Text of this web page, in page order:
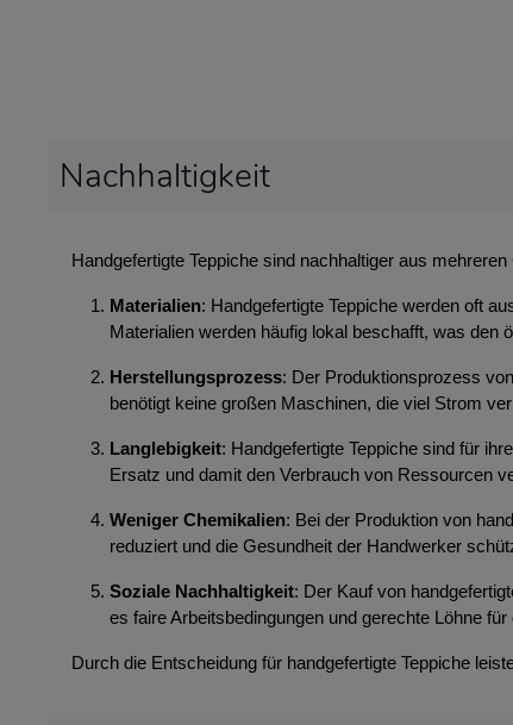
Nachhaltigkeit
Handgefertigte Teppiche sind nachhaltiger aus mehreren
Materialien: Handgefertigte Teppiche werden oft
Materialien werden häufig lokal beschafft, was den
Herstellungsprozess: Der Produktionsprozess
benötigt keine großen Maschinen, die viel Strom
Langlebigkeit: Handgefertigte Teppiche sind für
Ersatz und damit den Verbrauch von Ressourcen
Weniger Chemikalien: Bei der Produktion von
reduziert und die Gesundheit der Handwerker
Soziale Nachhaltigkeit: Der Kauf von
es faire Arbeitsbedingungen und gerechte Löhne
Durch die Entscheidung für handgefertigte Teppiche